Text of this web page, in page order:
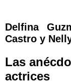
Delfina
Castro y
Las
actrices